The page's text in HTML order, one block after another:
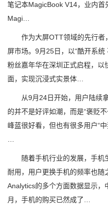
笔记本MagicBook V14，业内
Magi…
作为大屏OTT领域的先行者
屏市场。9月25日，以“酷开系
粉丝嘉年华在深圳正式启程，
面，实现沉浸式实景体…
从9月24日开始，用户陆续拿
的并不是好评如潮，而是“褒贬
峰蓝很好看，但也有很多用户“
随着手机行业的发展，手机
耐用，用户更换手机的频率也
Analytics的多个方面数据显示
月，手机的购买已然成了…